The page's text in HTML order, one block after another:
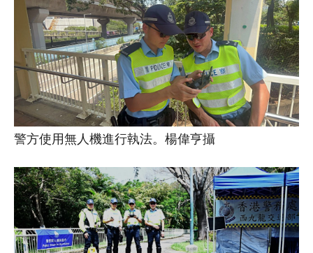
警方使用無人機進行執法。楊偉亨攝